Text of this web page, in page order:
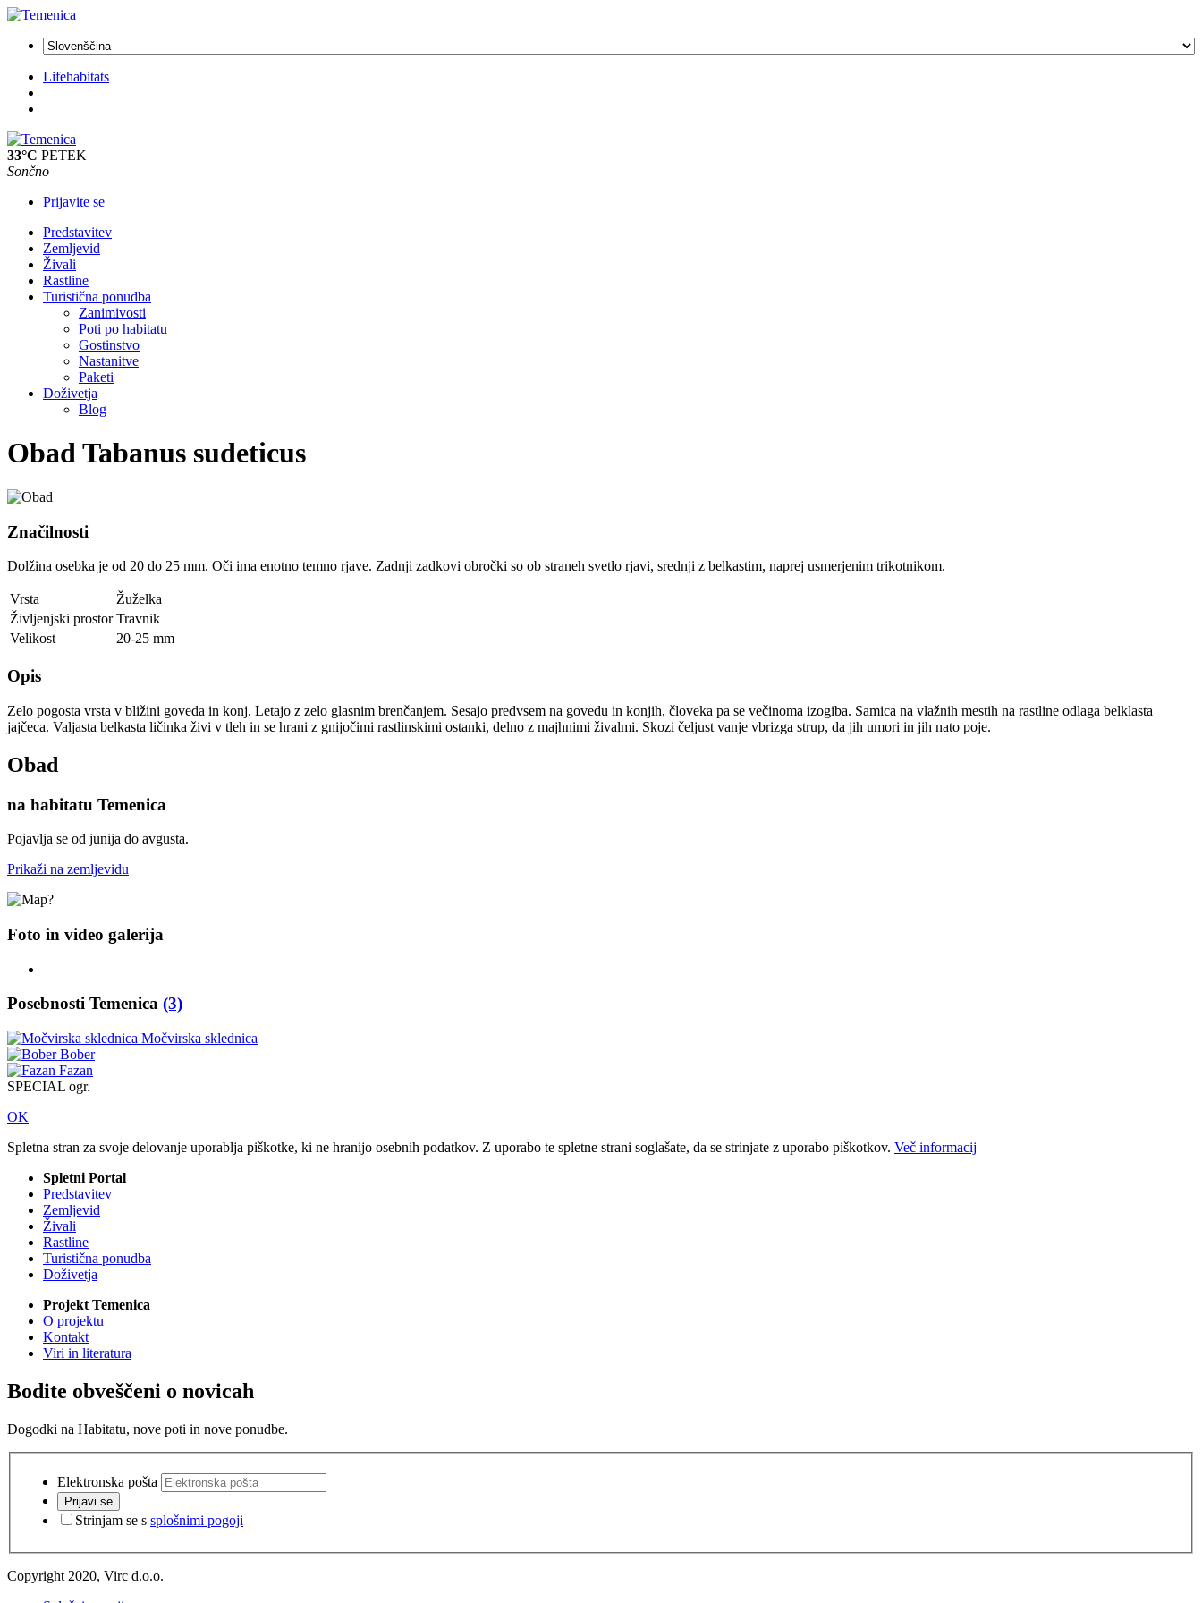
Lifehabitats
33°C PETEK
Sončno
Prijavite se
Predstavitev
Zemljevid
Živali
Rastline
Turistična ponudba
Zanimivosti
Poti po habitatu
Gostinstvo
Nastanitve
Paketi
Doživetja
Blog
ObadTabanus sudeticus
Značilnosti
Dolžina osebka je od 20 do 25 mm. Oči ima enotno temno rjave. Zadnji zadkovi obročki so ob straneh svetlo rjavi, srednji z belkastim, naprej usmerjenim trikotnikom.
Vrsta
Žuželka
Življenjski prostor Travnik
Velikost
20-25 mm
Opis
Zelo pogosta vrsta v bližini goveda in konj. Letajo z zelo glasnim brenčanjem. Sesajo predvsem na govedu in konjih, človeka pa se večinoma izogiba. Samica na vlažnih mestih na rastline odlaga belklasta
jajčeca. Valjasta belkasta ličinka živi v tleh in se hrani z gnijočimi rastlinskimi ostanki, delno z majhnimi živalmi. Skozi čeljust vanje vbrizga strup, da jih umori in jih nato poje.
Obad
na habitatu Temenica
Pojavlja se od junija do avgusta.
Prikaži na zemljevidu
Foto in video galerija
Posebnosti Temenica (3)
Močvirska sklednica
Bober
Fazan
SPECIAL ogr.
OK
Spletna stran za svoje delovanje uporablja piškotke, ki ne hranijo osebnih podatkov. Z uporabo te spletne strani soglašate, da se strinjate z uporabo piškotkov. Več informacij
Spletni Portal
Predstavitev
Zemljevid
Živali
Rastline
Turistična ponudba
Doživetja
Projekt Temenica
O projektu
Kontakt
Viri in literatura
Bodite obveščeni o novicah
Dogodki na Habitatu, nove poti in nove ponudbe.
Elektronska pošta
Prijavi se
Strinjam se s splošnimi pogoji
Copyright 2020, Virc d.o.o.